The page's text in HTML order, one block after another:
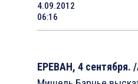
4.09.2012
06:16
ЕРЕВАН, 4 сентября.